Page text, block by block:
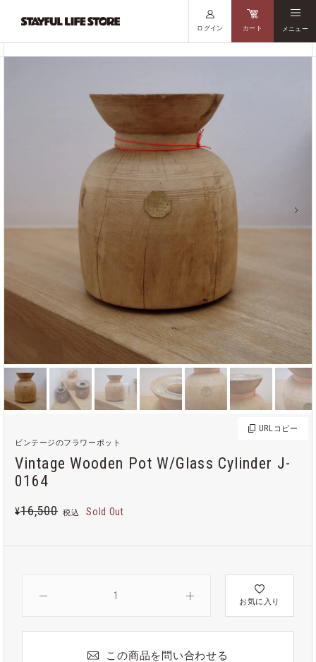
ログイン カート メニュー
URL コピー
ビンテージのフラワーポット
Vintage Wooden Pot W/Glass Cylinder J-
0164
¥16,500 税込 Sold Out
お気に入り
この商品を問い合わせる